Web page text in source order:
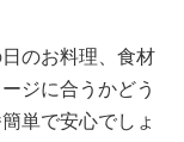
のお料理、食材
ジに合うかどう
単で安心でしょ